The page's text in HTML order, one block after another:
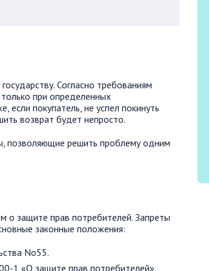
Согласно требованиям
при определенных
покупатель, не успел покинуть
возврат будет непросто.
позволяющие решить проблему одним
защите прав потребителей. Запреты
законные положения:
No55.
1 «О защите прав потребителей».